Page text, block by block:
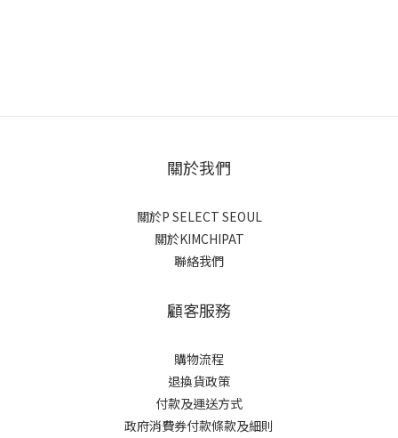
關於我們
關於P SELECT SEOUL
關於KIMCHIPAT
聯絡我們
顧客服務
購物流程
退換貨政策
付款及運送方式
政府消費券付款條款及細則